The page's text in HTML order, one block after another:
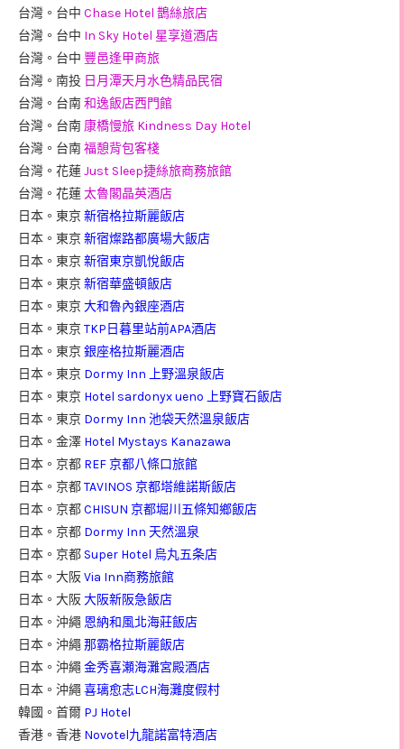
台灣。台中 Chase Hotel 鵲絲旅店
台灣。台中 In Sky Hotel 星享道酒店
台灣。台中 豐邑逢甲商旅
台灣。南投 日月潭天月水色精品民宿
台灣。台南和逸飯店西門館
台灣。台南 康橋慢旅 Kindness Day Hotel
台灣。台南福憩背包客棧
台灣。花蓮Just Sleep捷絲旅商務旅館
台灣。花蓮太魯閣晶英酒店
日本。東京新宿格拉斯麗飯店
日本。東京新宿燦路都廣場大飯店
日本。東京新宿東京凱悅飯店
日本。東京新宿華盛頓飯店
日本。東京大和魯內銀座酒店
日本。東京TKP日暮里站前APA酒店
日本。東京銀座格拉斯麗酒店
日本。東京 Dormy Inn 上野溫泉飯店
日本。東京 Hotel sardonyx ueno 上野寶石飯店
日本。東京 Dormy Inn 池袋天然溫泉飯店
日本。金澤 Hotel Mystays Kanazawa
日本。京都 REF 京都八條口旅館
日本。京都TAVINOS 京都塔維諾斯飯店
日本。京都CHISUN 京都堀川五條知鄉飯店
日本。京都 Dormy Inn 天然溫泉
日本。京都 Super Hotel 烏丸五条店
日本。大阪Via Inn商務旅館
日本。大阪大阪新阪急飯店
日本。沖繩 恩納和風北海莊飯店
日本。沖繩那霸格拉斯麗飯店
日本。沖繩金秀喜瀬海灘宮殿酒店
日本。沖繩喜璃愈志LCH海灘度假村
韓國。首爾 PJ Hotel
香港。香港 Novotel九龍諾富特酒店